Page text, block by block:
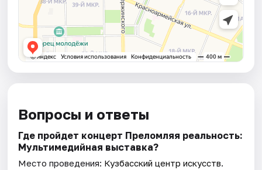
Вопросы и ответы
Где пройдет концерт Преломляя реальность:
Мультимедийная выставка?
Место проведения: Кузбасский центр искусств.